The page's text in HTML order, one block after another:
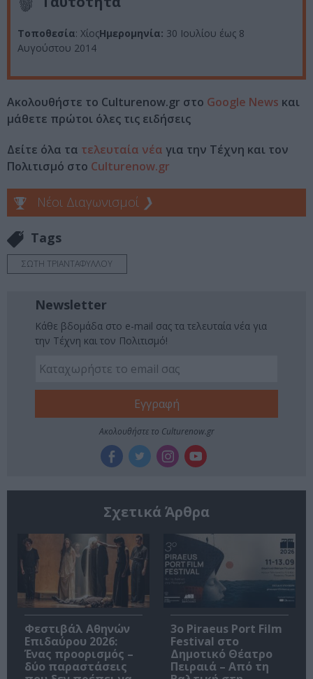
Τοποθεσία: ΧίοςΗμερομηνία: 30 Ιουλίου έως 8
Αυγούστου 2014
Ακολουθήστε το Culturenow.gr στο Google News και
μάθετε πρώτοι όλες τις ειδήσεις
Δείτε όλα τα τελευταία νέα για την Τέχνη και τον
Πολιτισμό στο Culturenow.gr
Νέοι Διαγωνισμοί ❯
Tags
ΣΩΤΗ ΤΡΙΑΝΤΑΦΥΛΛΟΥ
Newsletter
Κάθε βδομάδα στο e-mail σας τα τελευταία νέα για
την Τέχνη και τον Πολιτισμό!
Ακολουθήστε το Culturenow.gr
Σχετικά Άρθρα
Φεστιβάλ Αθηνών
Επιδαύρου 2026:
Ένας προορισμός –
δύο παραστάσεις
3o Piraeus Port Film
Festival στο
Δημοτικό Θέατρο
Πειραιά – Από τη